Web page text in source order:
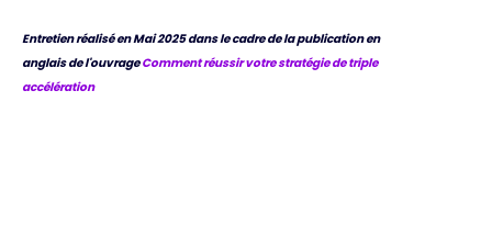
Entretien réalisé en Mai 2025 dans le cadre de la publication en
anglais de l'ouvrageComment réussir votre stratégie de triple
accélération